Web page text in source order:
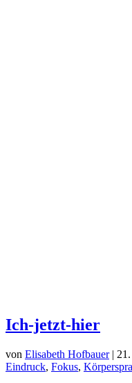
Ich-jetzt-hier
von Elisabeth Hofbauer|
Eindruck, Fokus,